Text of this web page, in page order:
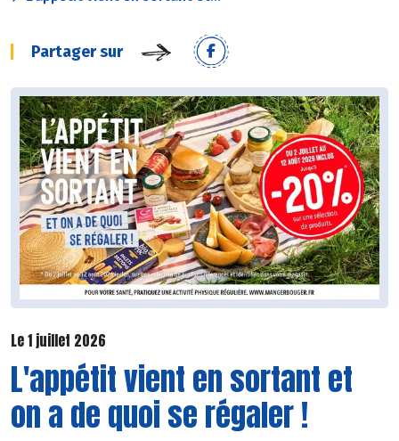
Partager sur
Le 1 juillet 2026
L'appétit vient en sortant et
on a de quoi se régaler !